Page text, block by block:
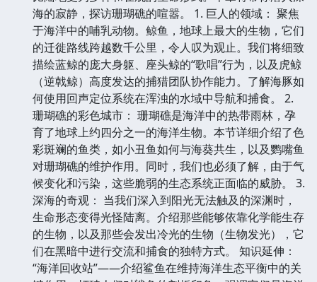
海的寂静，探访珊瑚礁的喧嚣。 1. 巨人的领域： 聚焦
于海洋中的哺乳动物。鲸鱼，地球上最大的生物，它们
的迁徙路线跨越数千公里，令人叹为观止。我们将细致
描绘蓝鲸的庞大身躯、座头鲸的“歌唱”行为，以及虎鲸
（逆戟鲸）高度发达的捕猎团队协作能力。了解海豚如
何使用回声定位系统在浑浊的水域中导航和捕食。 2.
珊瑚礁的彩色城市： 珊瑚礁是海洋中的热带雨林，孕
育了地球上约四分之一的海洋生物。本节详细介绍了色
彩斑斓的鱼类，如小丑鱼如何与海葵共生，以及鹦嘴鱼
对珊瑚礁的维护作用。同时，我们也必须了解，由于气
候变化和污染，这些脆弱的生态系统正面临的威胁。 3.
深海的奇观： 当我们深入到阳光无法触及的深渊时，
生命形态变得光怪陆离。介绍那些能够依靠化学能生存
的生物，以及那些会发出冷光的生物（生物发光），它
们在黑暗中进行交流和捕食的独特方式。 知识延伸：
“海洋回收站”——介绍鲨鱼在维持海洋生态平衡中的关